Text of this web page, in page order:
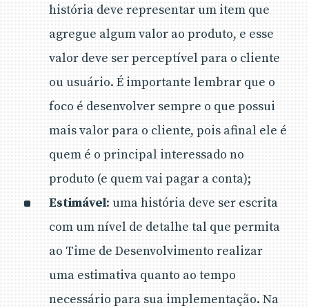
história deve representar um item que
agregue algum valor ao produto, e esse
valor deve ser perceptível para o cliente
ou usuário. É importante lembrar que o
foco é desenvolver sempre o que possui
mais valor para o cliente, pois afinal ele é
quem é o principal interessado no
produto (e quem vai pagar a conta);
Estimável: uma história deve ser escrita
com um nível de detalhe tal que permita
ao Time de Desenvolvimento realizar
uma estimativa quanto ao tempo
necessário para sua implementação. Na